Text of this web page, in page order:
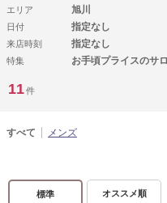
エリア 旭川
日付 指定なし
来店時刻 指定なし
特集 お手頃プライスのサ
11件
すべて メンズ
標準 オススメ順